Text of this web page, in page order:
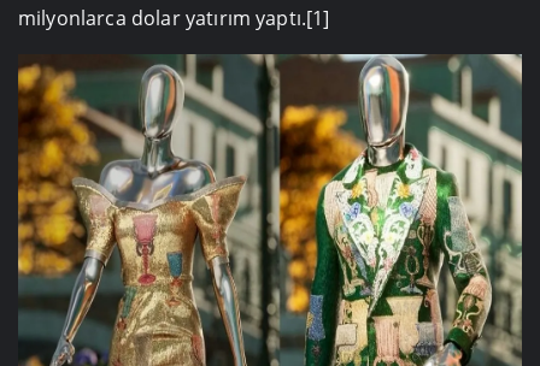
milyonlarca dolar yatırım yaptı.[1]